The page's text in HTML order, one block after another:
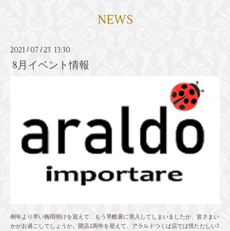
NEWS
2021 /07 / 23 13:30
8月イベント情報
例年より早い梅雨明けを迎えて、もう早酷暑に突入してしまいましたが、皆さまい
かがお過ごしでしょうか。開店2周年を迎えて、アラルドつくば店では慌ただしい7